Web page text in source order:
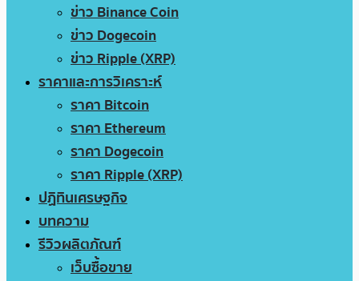
ข่าว Binance Coin
ข่าว Dogecoin
ข่าว Ripple (XRP)
ราคาและการวิเคราะห์
ราคา Bitcoin
ราคา Ethereum
ราคา Dogecoin
ราคา Ripple (XRP)
ปฏิทินเศรษฐกิจ
บทความ
รีวิวผลิตภัณฑ์
เว็บซื้อขาย